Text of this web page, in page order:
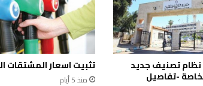
تصنيف جديد
-تفاصيل
تثبيت اسعار المشتقات
منذ 5 أيام